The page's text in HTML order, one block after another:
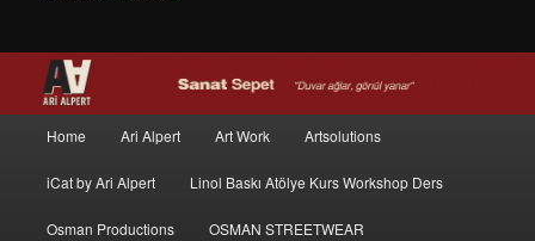
Skip to primary content
Skip to secondary content
Home Ari Alpert Art Work Artsolutions
iCat by Ari Alpert Linol Baskı Atölye Kurs Workshop Ders
Osman Productions OSMAN STREETWEAR